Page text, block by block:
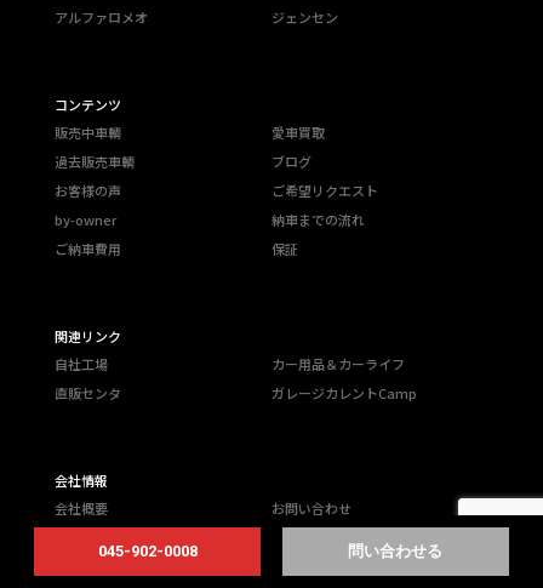
045-902-0008 問い合わせる
アルファロメオ
ジェンセン
コンテンツ
販売中車輌
愛車買取
過去販売車輌
ブログ
お客様の声
ご希望リクエスト
by-owner
納車までの流れ
ご納車費用
保証
関連リンク
自社工場
カー用品＆カーライフ
直販センタ
ガレージカレントCamp
会社情報
会社概要
お問い合わせ